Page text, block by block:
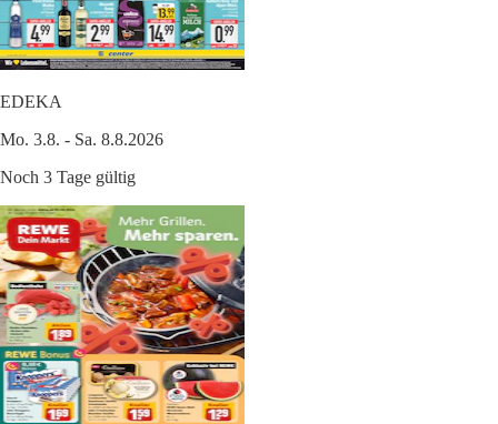
EDEKA
Mo. 3.8. - Sa. 8.8.2026
Noch 3 Tage gültig